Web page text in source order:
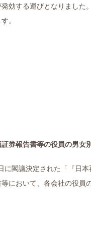
発効する運びとなりました
。
証券報告書等の役員の男女
に閣議決定された「『日
において、各会社の役員